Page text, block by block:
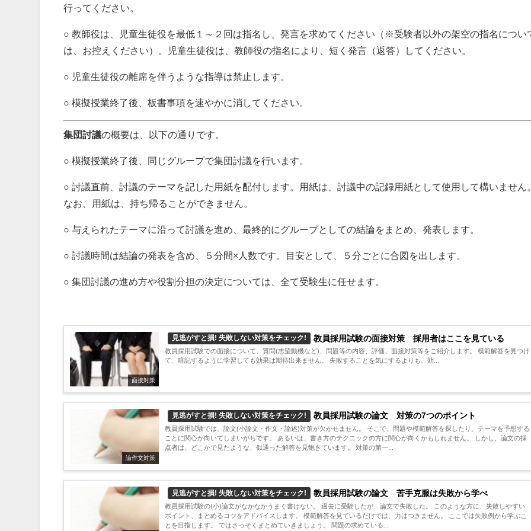
行ってください。
○ 教師役は、児童生徒役を最低１～２回は指名し、発言を求めてください（※受験者以外の架空の指名につい
は、お控えください）。児童生徒役は、教師役の指名により、短く発言（返答）してください。
○ 児童生徒役の離席を伴うような指導は禁止します。
○ 模擬授業終了後、板書事項を速やかに消してください。
集団討議の概要は、以下の通りです。
○ 模擬授業終了後、同じグループで集団討議を行います。
○ 討議直前、討議のテーマを記した用紙を配付します。用紙は、討議中の記録用紙として使用して構いません
なお、用紙は、持ち帰ることができません。
○ 与えられたテーマに沿って討議を進め、最終的にグループとしての結論をまとめ、発表します。
○ 討議時間は結論の発表を含め、５分間×人数です。目安として、５分ごとに合図を出します。
○ 集団討議の進め方や役割分担の決定については、全て受験生に任せます。
面接対策
見逃がすと損! 失敗しない対策をチェック! 教員採用試験の面接対策 採用者はここを見ている
教員採用試験での面接について、質問(志望動機など)、問題等の内容、評価、面接対策等をご紹介します。 模範解答を見つけ
て、暗記するように学習しても効果は期待出来ません。 失敗することを気にするよりも、効...
論作文対策
見逃がすと損! 失敗しない対策をチェック! 教員採用試験の論文 対策の7つのポイント
教員採用試験では、論文(小論文・作文・論述)対策が欠かせません。 そこで、問題や模範解答を探したり、テーマを予想する
ことに関心が向いてしまいがちです。 あるいは、書き方のテクニックの方に関心が向くかもしれません。 しかし、論文の採
点者は、どこかで見たような、似通った解答を見飽きています。 対策の第一...
見逃がすと損! 失敗しない対策をチェック! 教員採用試験の論文 苦手克服は失敗から学べ
教員採用試験の(小)論文がなかなかうまく書けない。 過去に受験したが、論文で失敗した。 このような方に、失敗しやすい
ポイント、まとめるコツをアドバイスします。 模範解答を見ているだけでは、力はつきません。 ここでは失敗例から学ぶこ
とを目指します。 ではさっそくまとめていきましょう。 問題の求めている...